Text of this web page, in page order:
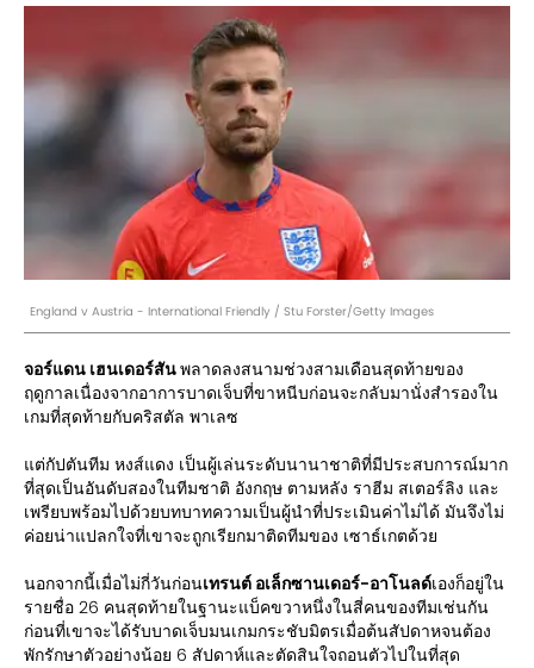
England v Austria - International Friendly / Stu Forster/Getty Images
จอร์แดน เฮนเดอร์สันพลาดลงสนามช่วงสามเดือนสุดท้ายของ
ฤดูกาลเนื่องจากอาการบาดเจ็บที่ขาหนีบก่อนจะกลับมานั่งสำรองใน
เกมที่สุดท้ายกับคริสตัล พาเลซ
แต่กัปตันทีม หงส์แดง เป็นผู้เล่นระดับนานาชาติที่มีประสบการณ์มาก
ที่สุดเป็นอันดับสองในทีมชาติ อังกฤษ ตามหลัง ราฮีม สเตอร์ลิง และ
เพรียบพร้อมไปด้วยบทบาทความเป็นผู้นำที่ประเมินค่าไม่ได้ มันจึงไม่
ค่อยน่าแปลกใจที่เขาจะถูกเรียกมาติดทีมของ เซาธ์เกตด้วย
นอกจากนี้เมื่อไม่กี่วันก่อนเทรนต์ อเล็กซานเดอร์-อาโนลด์เองก็อยู่ใน
รายชื่อ 26 คนสุดท้ายในฐานะแบ็คขวาหนึ่งในสี่คนของทีมเช่นกัน
ก่อนที่เขาจะได้รับบาดเจ็บมนเกมกระชับมิตรเมื่อต้นสัปดาหจนต้อง
พักรักษาตัวอย่างน้อย 6 สัปดาห์และตัดสินใจถอนตัวไปในที่สุด